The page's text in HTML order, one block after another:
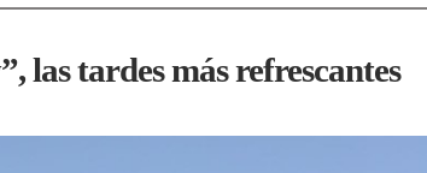
las tardes más refrescantes